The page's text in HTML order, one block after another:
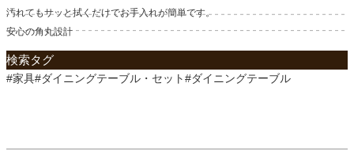
汚れてもサッと拭くだけでお手入れが簡単です。
安心の角丸設計
検索タグ
#家具#ダイニングテーブル・セット#ダイニングテーブル